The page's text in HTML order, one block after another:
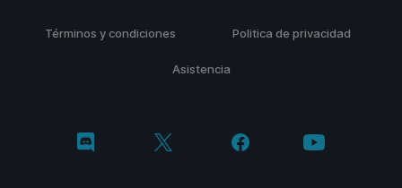
Términos y condiciones Politica de privacidad
Asistencia